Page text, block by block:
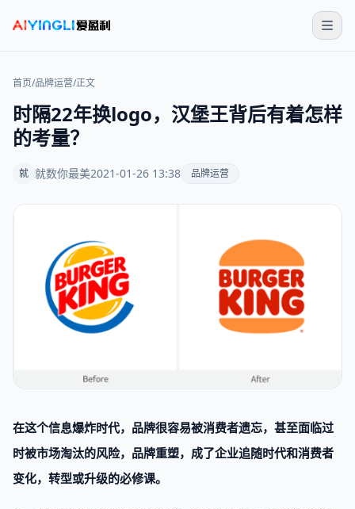
首页/品牌运营/正文
时隔22年换logo，汉堡王背后有着怎样
的考量？
就 就数你最美2021-01-26 13:38 品牌运营
在这个信息爆炸时代，品牌很容易被消费者遗忘，甚至面临过
时被市场淘汰的风险，品牌重塑，成了企业追随时代和消费者
变化，转型或升级的必修课。